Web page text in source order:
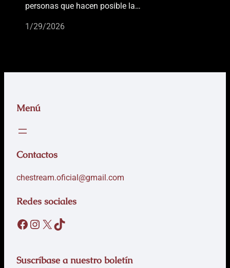
personas que hacen posible la…
1/29/2026
Menú
Contactos
chestream.oficial@gmail.com
Redes sociales
Suscríbase a nuestro boletín